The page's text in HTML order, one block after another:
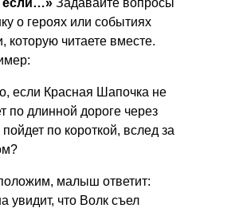
о героях или событиях
которую читаете вместе.
если Красная Шапочка не
по длинной дороге через
пойдет по короткой, вслед за
малыш ответит:
увидит, что Волк съел